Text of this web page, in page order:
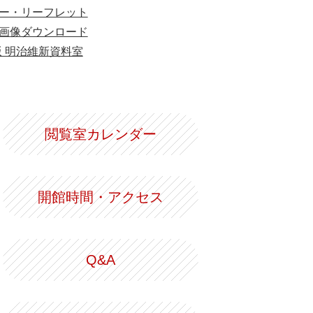
・リーフレット
像ダウンロード
明治維新資料室
閲覧室カレンダー
開館時間・アクセス
Q&A